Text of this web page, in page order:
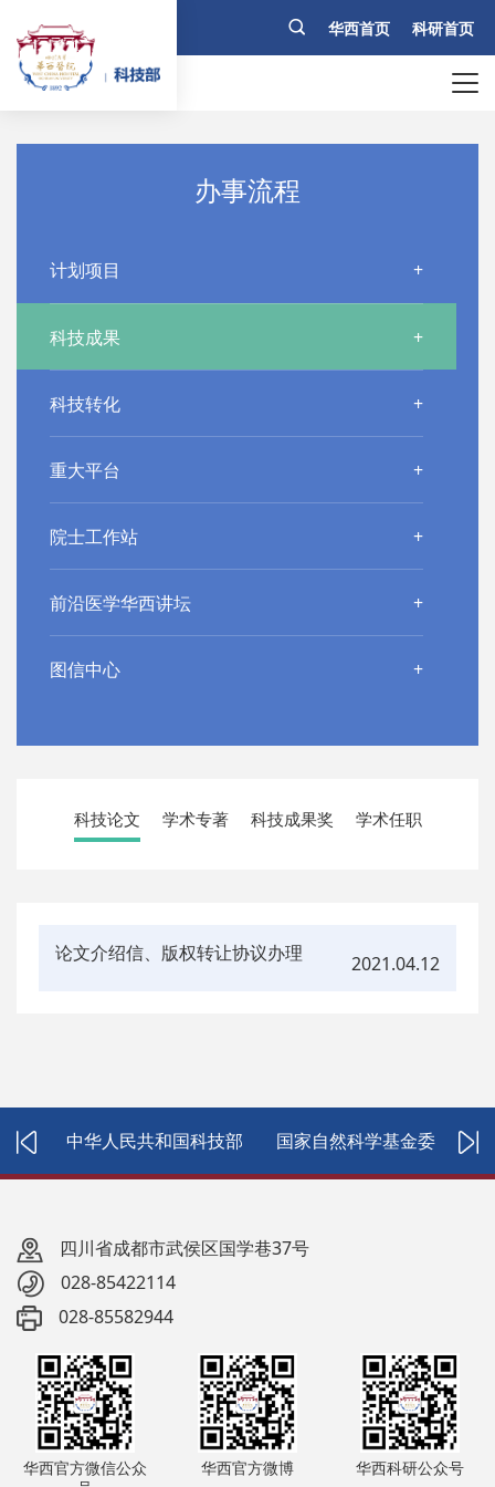
华西首页 科研首页
办事流程
计划项目
科技成果
科技转化
重大平台
院士工作站
前沿医学华西讲坛
图信中心
科技论文 学术专著 科技成果奖 学术任职
论文介绍信、版权转让协议办理 2021.04.12
院 中华人民共和国科技部 国家自然科学基金委 国
四川省成都市武侯区国学巷37号
028-85422114
028-85582944
华西官方微信公众
华西官方微博 华西科研公众号